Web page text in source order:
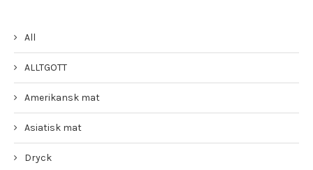
All
ALLTGOTT
Amerikansk mat
Asiatisk mat
Dryck